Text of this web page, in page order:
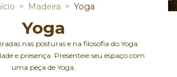
> Madeira > Yoga
Yoga
nas posturas e na filosofia do Yoga:
e presença. Presenteie seu espaço com
uma peça de Yoga.